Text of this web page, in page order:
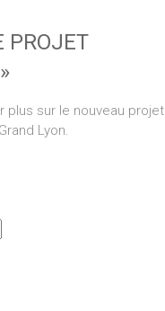
PROJET
plus sur le nouveau projet
Lyon.